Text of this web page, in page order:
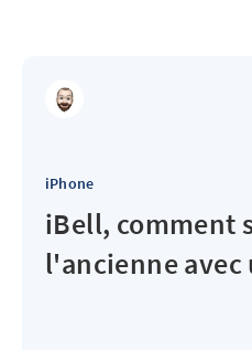
iPhone
iBell, comment
l'ancienne avec